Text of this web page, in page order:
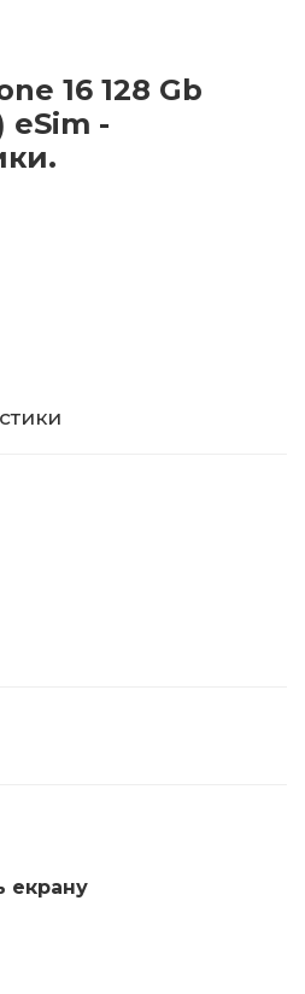
16 128 Gb
eSim -
екрану